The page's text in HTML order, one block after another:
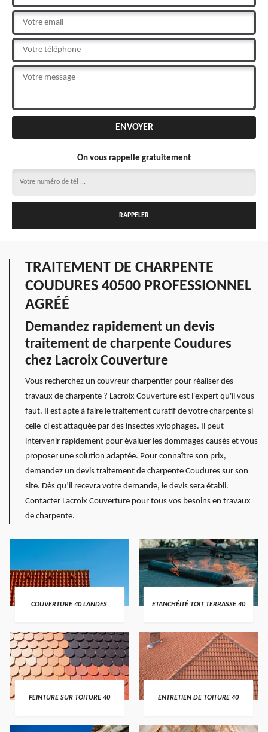
On vous rappelle gratuitement
TRAITEMENT DE CHARPENTE
COUDURES 40500 PROFESSIONNEL
AGRÉÉ
Demandez rapidement un devis
traitement de charpente Coudures
chez Lacroix Couverture
Vous recherchez un couvreur charpentier pour réaliser des
travaux de charpente ? Lacroix Couverture est l'expert qu'il vous
faut. Il est apte à faire le traitement curatif de votre charpente si
celle-ci est attaquée par des insectes xylophages. Il peut
intervenir rapidement pour évaluer les dommages causés et vous
proposer une solution adaptée. Pour connaître son prix,
demandez un devis traitement de charpente Coudures sur son
site. Dès qu’il recevra votre demande, le devis sera établi.
Contacter Lacroix Couverture pour tous vos besoins en travaux
de charpente.
COUVERTURE 40 LANDES ETANCHÉITÉ TOIT TERRASSE 40
PEINTURE SUR TOITURE 40 ENTRETIEN DE TOITURE 40